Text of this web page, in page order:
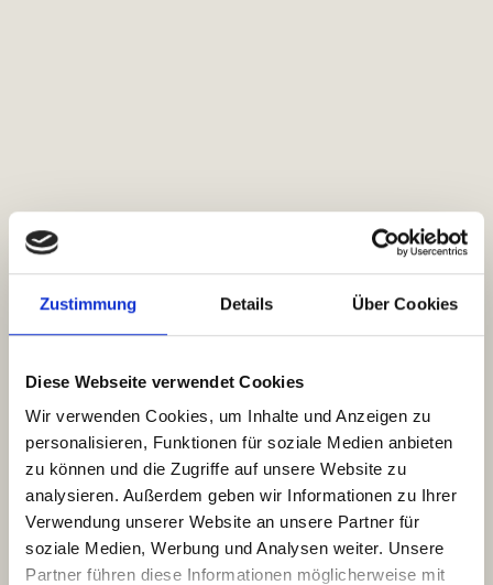
Zustimmung Details Über Cookies
Diese Webseite verwendet Cookies
Wir verwenden Cookies, um Inhalte und Anzeigen zu
personalisieren, Funktionen für soziale Medien anbieten
zu können und die Zugriffe auf unsere Website zu
analysieren. Außerdem geben wir Informationen zu Ihrer
Verwendung unserer Website an unsere Partner für
soziale Medien, Werbung und Analysen weiter. Unsere
Partner führen diese Informationen möglicherweise mit